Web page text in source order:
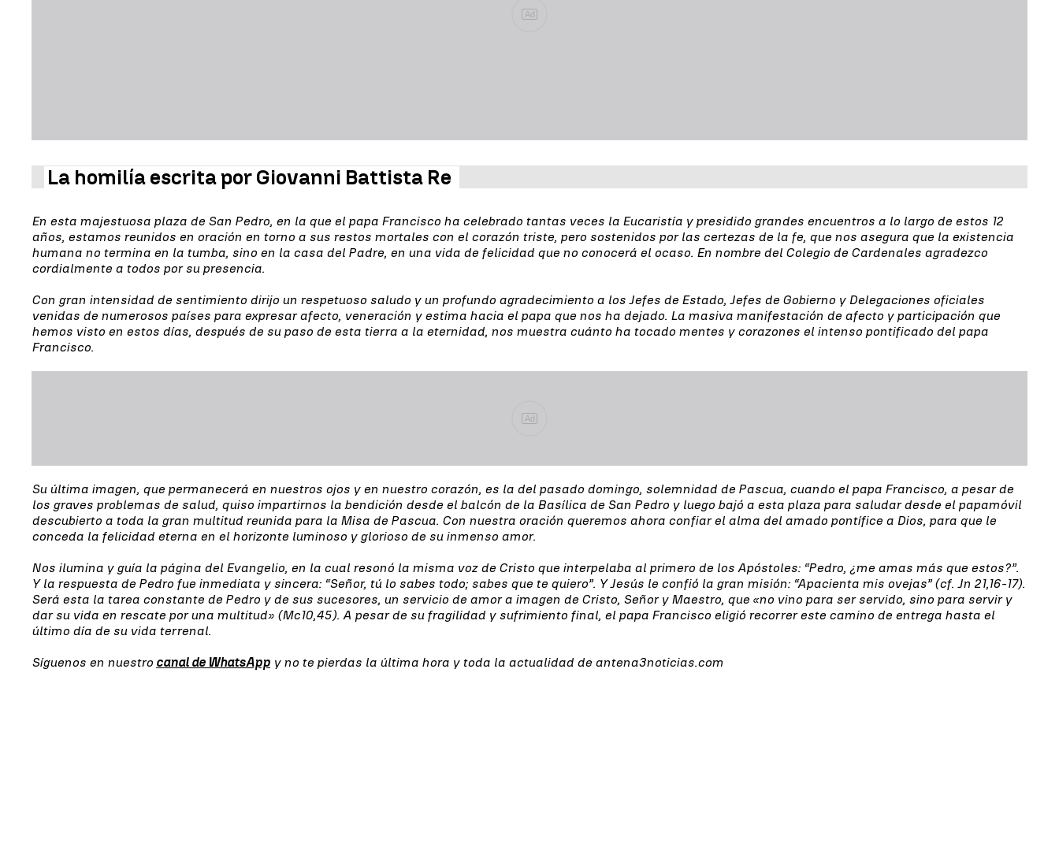
Ad
La homilía escrita por Giovanni Battista Re
En esta majestuosa plaza de San Pedro, en la que el papa Francisco ha celebrado tantas veces la Eucaristía y presidido grandes encuentros a lo largo de estos 12
años, estamos reunidos en oración en torno a sus restos mortales con el corazón triste, pero sostenidos por las certezas de la fe, que nos asegura que la existencia
humana no termina en la tumba, sino en la casa del Padre, en una vida de felicidad que no conocerá el ocaso. En nombre del Colegio de Cardenales agradezco
cordialmente a todos por su presencia.
Con gran intensidad de sentimiento dirijo un respetuoso saludo y un profundo agradecimiento a los Jefes de Estado, Jefes de Gobierno y Delegaciones oficiales
venidas de numerosos países para expresar afecto, veneración y estima hacia el papa que nos ha dejado. La masiva manifestación de afecto y participación que
hemos visto en estos días, después de su paso de esta tierra a la eternidad, nos muestra cuánto ha tocado mentes y corazones el intenso pontificado del papa
Francisco.
Ad
Su última imagen, que permanecerá en nuestros ojos y en nuestro corazón, es la del pasado domingo, solemnidad de Pascua, cuando el papa Francisco, a pesar de
los graves problemas de salud, quiso impartirnos la bendición desde el balcón de la Basílica de San Pedro y luego bajó a esta plaza para saludar desde el papamóvil
descubierto a toda la gran multitud reunida para la Misa de Pascua. Con nuestra oración queremos ahora confiar el alma del amado pontífice a Dios, para que le
conceda la felicidad eterna en el horizonte luminoso y glorioso de su inmenso amor.
Nos ilumina y guía la página del Evangelio, en la cual resonó la misma voz de Cristo que interpelaba al primero de los Apóstoles: “Pedro, ¿me amas más que estos?”.
Y la respuesta de Pedro fue inmediata y sincera: “Señor, tú lo sabes todo; sabes que te quiero”. Y Jesús le confió la gran misión: “Apacienta mis ovejas” (cf. Jn 21,16-17).
Será esta la tarea constante de Pedro y de sus sucesores, un servicio de amor a imagen de Cristo, Señor y Maestro, que «no vino para ser servido, sino para servir y
dar su vida en rescate por una multitud» (Mc10,45). A pesar de su fragilidad y sufrimiento final, el papa Francisco eligió recorrer este camino de entrega hasta el
último día de su vida terrenal.
Síguenos en nuestro canal de WhatsApp y no te pierdas la última hora y toda la actualidad de antena3noticias.com